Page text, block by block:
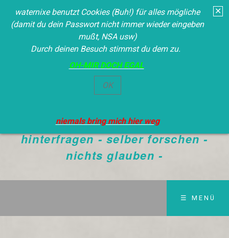
✕
waternixe benutzt Cookies (Buh!) für alles mögliche
(damit du dein Passwort nicht immer wieder eingeben
mußt, NSA usw)
Durch deinen Besuch stimmst du dem zu.
OH-MIR DOCH EGAL
OK
niemals bring mich hier weg
Waternixe
DER BEVORMUNDUNG - alles
hinterfragen - selber forschen -
nichts glauben -
☰ MENÜ